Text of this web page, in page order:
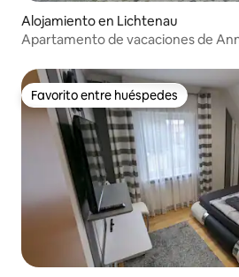
Alojamiento en Lichtenau
Apartamento de vacaciones de
Favorito entre huéspedes
Favorito entre huéspedes